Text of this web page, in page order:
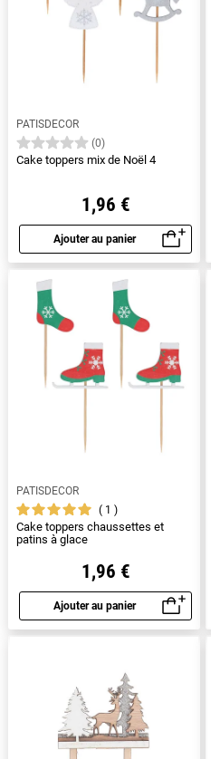
PATISDECOR
(0)
Cake toppers mix de Noël 4
1,96 €
Ajouter au panier
Aperçu rapide
PATISDECOR
1
Cake toppers chaussettes et
patins à glace
1,96 €
Ajouter au panier
Aperçu rapide